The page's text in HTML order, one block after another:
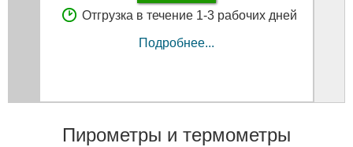
Отгрузка в течение 1-3 рабочих дней
Подробнее...
Пирометры и термометры